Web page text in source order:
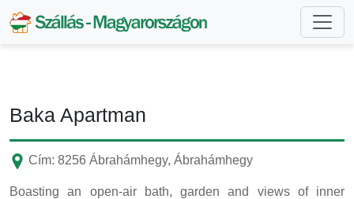
Baka Apartman
Cím: 8256 Ábrahámhegy, Ábrahámhegy
Boasting an open-air bath, garden and views of inner